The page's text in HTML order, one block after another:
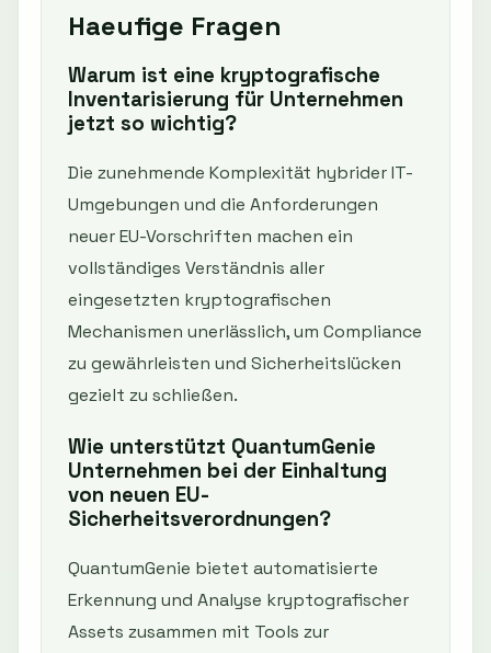
Haeufige Fragen
Warum ist eine kryptografische
Inventarisierung für Unternehmen
jetzt so wichtig?
Die zunehmende Komplexität hybrider IT-
Umgebungen und die Anforderungen
neuer EU-Vorschriften machen ein
vollständiges Verständnis aller
eingesetzten kryptografischen
Mechanismen unerlässlich, um Compliance
zu gewährleisten und Sicherheitslücken
gezielt zu schließen.
Wie unterstützt QuantumGenie
Unternehmen bei der Einhaltung
von neuen EU-
Sicherheitsverordnungen?
QuantumGenie bietet automatisierte
Erkennung und Analyse kryptografischer
Assets zusammen mit Tools zur